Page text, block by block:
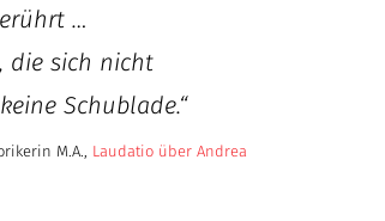
…
die sich nicht
Schublade.“
M.A., Laudatio über Andrea